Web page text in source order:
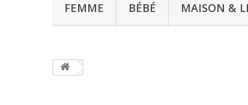
FEMME BÉBÉ MAISON &